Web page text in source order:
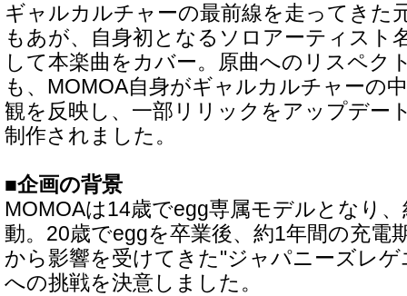
ギャルカルチャーの最前線を走ってきた
もあが、自身初となるソロアーティスト
して本楽曲をカバー。原曲へのリスペク
も、MOMOA自身がギャルカルチャーの
観を反映し、一部リリックをアップデー
制作されました。
■企画の背景
MOMOAは14歳でegg専属モデルとなり
動。20歳でeggを卒業後、約1年間の充電
から影響を受けてきた"ジャパニーズレ
への挑戦を決意しました。